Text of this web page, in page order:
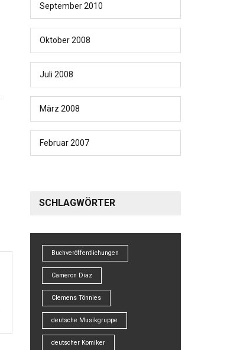
September 2010
Oktober 2008
Juli 2008
März 2008
Februar 2007
SCHLAGWÖRTER
Buchveröffentlichungen
Cameron Diaz
Clemens Tönnies
deutsche Musikgruppe
deutscher Komiker